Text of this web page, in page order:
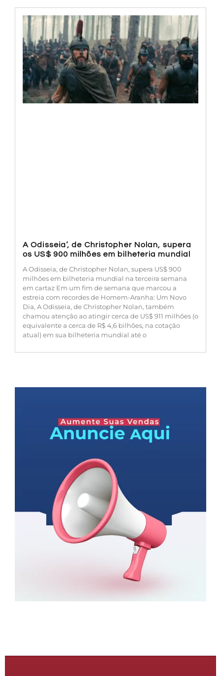
A Odisseia’, de Christopher Nolan, supera
os US$ 900 milhões em bilheteria mundial
A Odisseia, de Christopher Nolan, supera US$ 900
milhões em bilheteria mundial na terceira semana
em cartaz Em um fim de semana que marcou a
estreia com recordes de Homem-Aranha: Um Novo
Dia, A Odisseia, de Christopher Nolan, também
chamou atenção ao atingir cerca de US$ 911 milhões (o
equivalente a cerca de R$ 4,6 bilhões, na cotação
atual) em sua bilheteria mundial até o